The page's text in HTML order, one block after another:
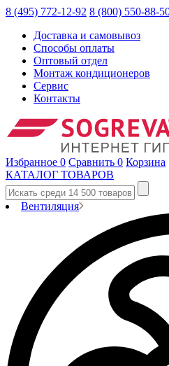
8 (495) 772-12-92 8 (800) 550-88-
Доставка и самовывоз
Способы оплаты
Оптовый отдел
Монтаж кондиционеров
Сервис
Контакты
Избранное 0 Сравнить 0 Корзина
КАТАЛОГ ТОВАРОВ
Вентиляция